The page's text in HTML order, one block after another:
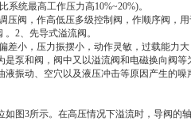
统最高工作压力高10%~20%)。
压阀，作高低压多级控制阀，作顺序阀，用
2、先导式溢流阀。
差小，压力振摆小，动作灵敏，过载能力
泵和阀，阀中又以溢流阀和电磁换向阀
振动、空穴以及液压冲击等原因产生的
图3所示。在高压情况下溢流时，导阀的